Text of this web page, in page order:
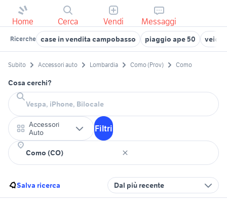
Home Cerca Vendi Messaggi
Ricerche case in vendita campobasso piaggio ape 50
Subito Accessori auto Lombardia Como (Prov) Como
Cosa cerchi?
Accessori
Auto
Filtri
Salva ricerca Dal più recente